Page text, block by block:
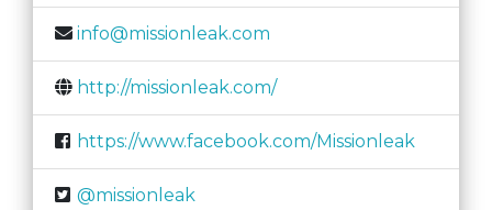
info@missionleak.com
http://missionleak.com/
https://www.facebook.com/Missionleak
@missionleak